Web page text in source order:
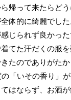
帰って来たらど
体的に綺麗でし
じられず良かっ
てた汗だくの服
たのでありがた
「いその香り」
はならず、お酒